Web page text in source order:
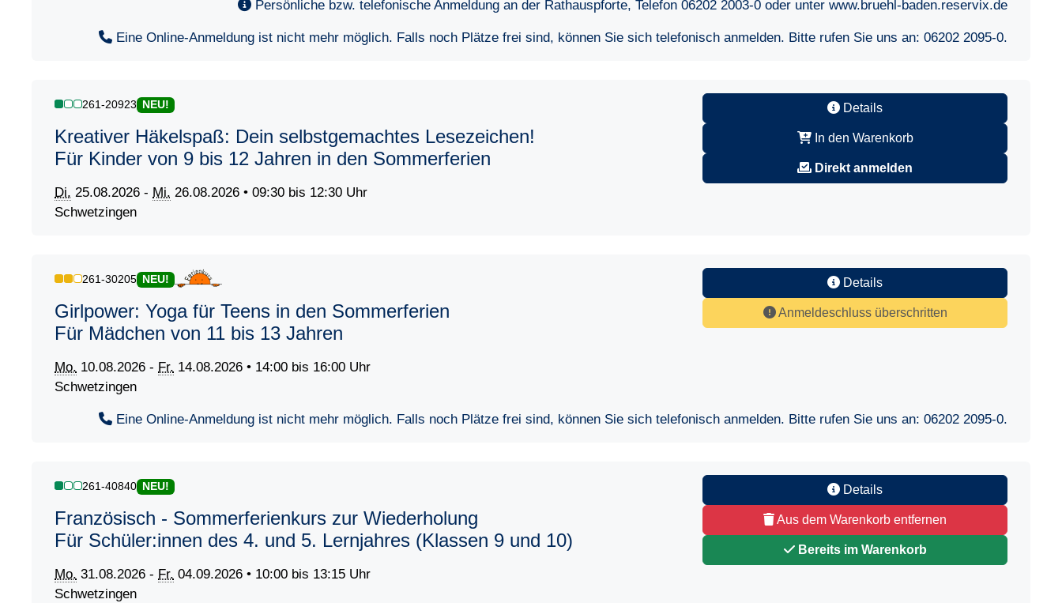
Persönliche bzw. telefonische Anmeldung an der Rathauspforte, Telefon 06202 2003-0 oder unter www.bruehl-baden.reservix.de
Eine Online-Anmeldung ist nicht mehr möglich. Falls noch Plätze frei sind, können Sie sich telefonisch anmelden. Bitte rufen Sie uns an: 06202 2095-0.
261-20923 NEU!
Kreativer Häkelspaß: Dein selbstgemachtes Lesezeichen!
Für Kinder von 9 bis 12 Jahren in den Sommerferien
Di. 25.08.2026 - Mi. 26.08.2026 • 09:30 bis 12:30 Uhr
Schwetzingen
Details
In den Warenkorb
Direkt anmelden
261-30205 NEU!
Girlpower: Yoga für Teens in den Sommerferien
Für Mädchen von 11 bis 13 Jahren
Mo. 10.08.2026 - Fr. 14.08.2026 • 14:00 bis 16:00 Uhr
Schwetzingen
Details
Anmeldeschluss überschritten
Eine Online-Anmeldung ist nicht mehr möglich. Falls noch Plätze frei sind, können Sie sich telefonisch anmelden. Bitte rufen Sie uns an: 06202 2095-0.
261-40840 NEU!
Französisch - Sommerferienkurs zur Wiederholung
Für Schüler:innen des 4. und 5. Lernjahres (Klassen 9 und 10)
Mo. 31.08.2026 - Fr. 04.09.2026 • 10:00 bis 13:15 Uhr
Schwetzingen
Details
Aus dem Warenkorb entfernen
Bereits im Warenkorb